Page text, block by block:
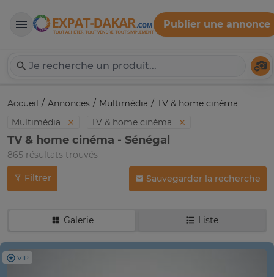
Expat-Dakar
Publier une annonce
Accueil Annonces Multimédia
TV & home cinéma
Multimédia
TV & home cinéma
TV & home cinéma - Sénégal
865 résultats trouvés
Filtrer Sauvegarder la recherche
Galerie Liste
VIP